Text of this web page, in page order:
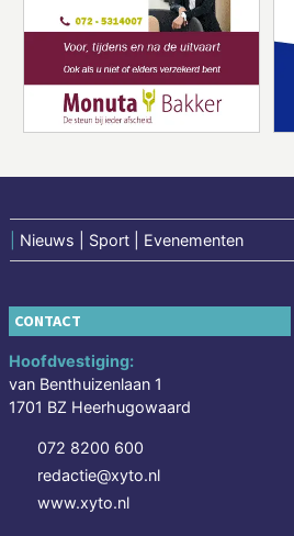
Nieuws | Sport | Evenementen
CONTACT
Hoofdvestiging:
van Benthuizenlaan 1
1701 BZ Heerhugowaard
072 8200 600
redactie@xyto.nl
www.xyto.nl